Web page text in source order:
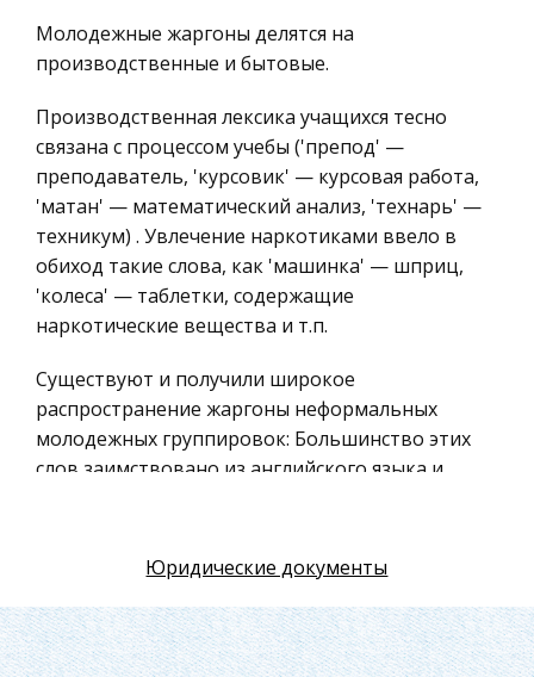
Экономико-математическое
Российское предпринимательское право
Искусство
Физкультура и Спорт, Здоровье
Гражданская оборона
Геология
Религия
Таможенное право
Международное частное право
Архитектура
Материаловедение
Экскурсии и туризм
Молодежные жаргоны делятся на
производственные и бытовые.
Производственная лексика учащихся тесно
связана с процессом учебы ('препод' —
преподаватель, 'курсовик' — курсовая работа,
'матан' — математический анализ, 'технарь' —
техникум) . Увлечение наркотиками ввело в
обиход такие слова, как 'машинка' — шприц,
'колеса' — таблетки, содержащие
наркотические вещества и т.п.
Существуют и получили широкое
распространение жаргоны неформальных
молодежных группировок: Большинство этих
слов заимствовано из английского языка и
т.к. вся неформальная культура построена на
Жаргоны группировок людей по интересам
включают жаргоны игроков ('забить козла' —
Юридические документы